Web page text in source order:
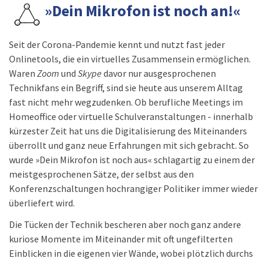
»Dein Mikrofon ist noch an!«
Seit der Corona-Pandemie kennt und nutzt fast jeder
Onlinetools, die ein virtuelles Zusammensein ermöglichen.
Waren Zoom und Skype davor nur ausgesprochenen
Technikfans ein Begriff, sind sie heute aus unserem Alltag
fast nicht mehr wegzudenken. Ob berufliche Meetings im
Homeoffice oder virtuelle Schulveranstaltungen - innerhalb
kürzester Zeit hat uns die Digitalisierung des Miteinanders
überrollt und ganz neue Erfahrungen mit sich gebracht. So
wurde »Dein Mikrofon ist noch aus« schlagartig zu einem der
meistgesprochenen Sätze, der selbst aus den
Konferenzschaltungen hochrangiger Politiker immer wieder
überliefert wird.
Die Tücken der Technik bescheren aber noch ganz andere
kuriose Momente im Miteinander mit oft ungefilterten
Einblicken in die eigenen vier Wände, wobei plötzlich durchs